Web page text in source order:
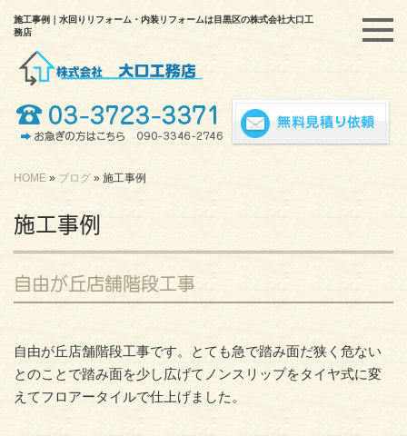
施工事例｜水回りリフォーム・内装リフォームは目黒区の株式会社大口工
務店
HOME » ブログ » 施工事例
施工事例
自由が丘店舗階段工事
自由が丘店舗階段工事です。とても急で踏み面だ狭く危ない
とのことで踏み面を少し広げてノンスリップをタイヤ式に変
えてフロアータイルで仕上げました。